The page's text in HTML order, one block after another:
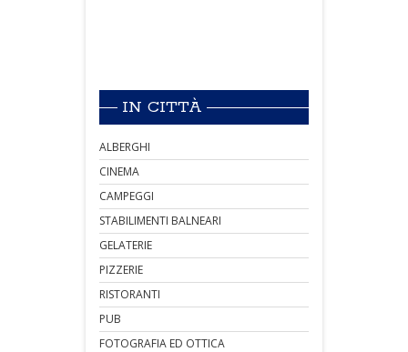
IN CITTÀ
ALBERGHI
CINEMA
CAMPEGGI
STABILIMENTI BALNEARI
GELATERIE
PIZZERIE
RISTORANTI
PUB
FOTOGRAFIA ED OTTICA